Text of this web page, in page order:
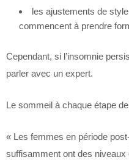
les ajustements de
commencent à prendre
Cependant, si l’insomnie
parler avec un expert.
Le sommeil à chaque étape
« Les femmes en période
suffisamment ont des